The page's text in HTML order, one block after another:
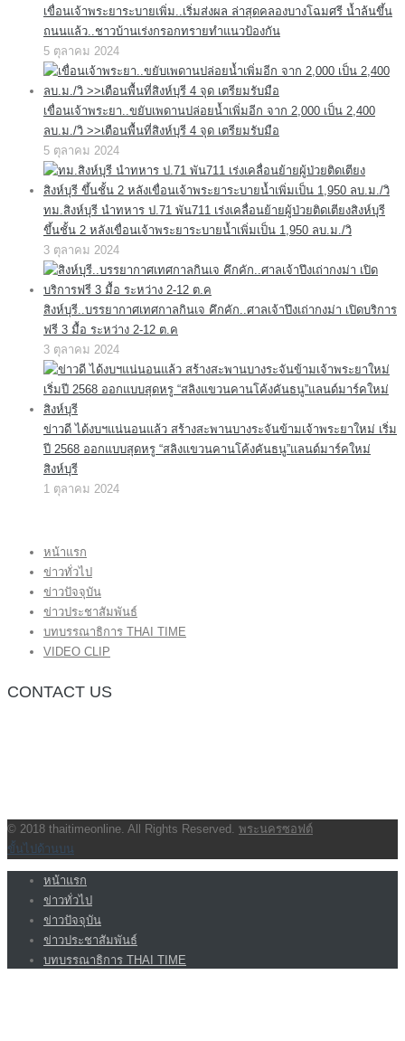
เขื่อนเจ้าพระยาระบายเพิ่ม..เริ่มส่งผล ล่าสุดคลองบางโฉมศรี น้ำล้นขึ้น
ถนนแล้ว..ชาวบ้านเร่งกรอกทรายทำแนวป้องกัน
5 ตุลาคม 2024
เขื่อนเจ้าพระยา..ขยับเพดานปล่อยน้ำเพิ่มอีก จาก 2,000 เป็น 2,400
ลบ.ม./วิ >>เตือนพื้นที่สิงห์บุรี 4 จุด เตรียมรับมือ
5 ตุลาคม 2024
ทม.สิงห์บุรี นำทหาร ป.71 พัน711 เร่งเคลื่อนย้ายผู้ป่วยติดเตียงสิงห์บุรี
ขึ้นชั้น 2 หลังเขื่อนเจ้าพระยาระบายน้ำเพิ่มเป็น 1,950 ลบ.ม./วิ
3 ตุลาคม 2024
สิงห์บุรี..บรรยากาศเทศกาลกินเจ คึกคัก..ศาลเจ้าปึงเถ่ากงม่า เปิดบริการ
ฟรี 3 มื้อ ระหว่าง 2-12 ต.ค
3 ตุลาคม 2024
ข่าวดี ได้งบฯแน่นอนแล้ว สร้างสะพานบางระจันข้ามเจ้าพระยาใหม่ เริ่ม
ปี 2568 ออกแบบสุดหรู “สลิงแขวนคานโค้งคันธนู”แลนด์มาร์คใหม่
สิงห์บุรี
1 ตุลาคม 2024
หน้าแรก
ข่าวทั่วไป
ข่าวปัจจุบัน
ข่าวประชาสัมพันธ์
บทบรรณาธิการ THAI TIME
VIDEO CLIP
CONTACT US
© 2018 thaitimeonline. All Rights Reserved. พระนครซอฟต์
ขั้นไปด้านบน
หน้าแรก
ข่าวทั่วไป
ข่าวปัจจุบัน
ข่าวประชาสัมพันธ์
บทบรรณาธิการ THAI TIME